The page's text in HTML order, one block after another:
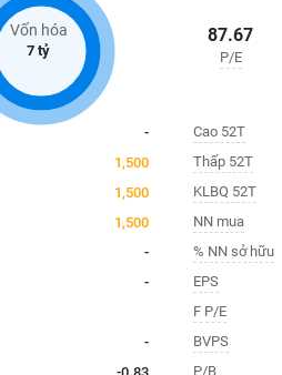
Vốn hóa
7 tỷ
87.67
P/E
-
1,500
1,500
1,500
-
-
-
-0.83
Cao 52T
Thấp 52T
KLBQ 52T
NN mua
% NN sở hữu
EPS
F P/E
BVPS
P/B